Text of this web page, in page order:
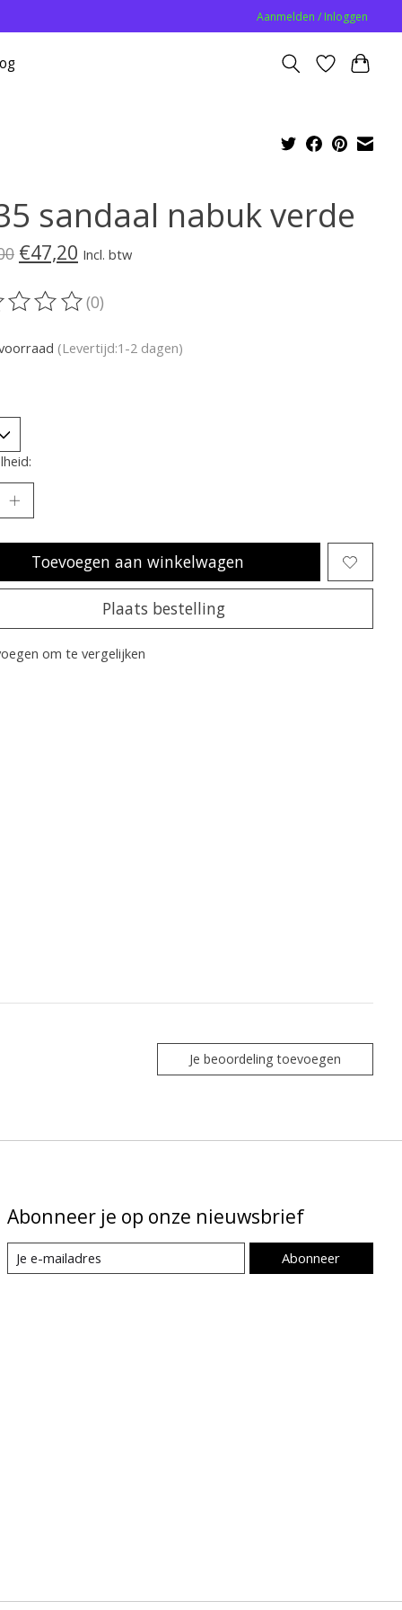
Aanmelden / Inloggen
sandaal nabuk verde
€47,20 Incl. btw
van dit product is
(0)
(Levertijd:1-2 dagen)
Toevoegen aan winkelwagen
Plaats bestelling
om te vergelijken
Je beoordeling toevoegen
Abonneer je op onze nieuwsbrief
Abonneer